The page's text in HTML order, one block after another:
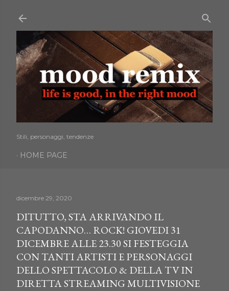
Stili, personaggi, tendenze
HOME PAGE
dicembre 29, 2020
DITUTTO, STA ARRIVANDO IL
CAPODANNO… ROCK! GIOVEDI 31
DICEMBRE ALLE 23.30 SI FESTEGGIA
CON TANTI ARTISTI E PERSONAGGI
DELLO SPETTACOLO & DELLA TV IN
DIRETTA STREAMING MULTIVISIONE